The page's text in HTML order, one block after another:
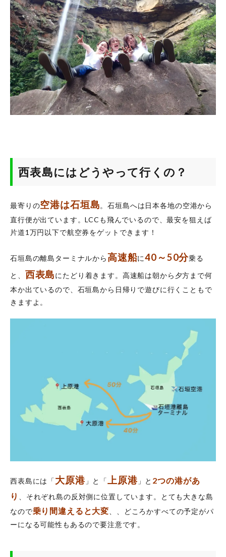
ツ
ア
ー
5
グル
ープ
や団
体で
も参
加で
きる
の？
7
業旅
行・
学生
さん
旅行
子は
ら！
西表島にはどうやって行くの？
最寄りの空港は石垣島。石垣島へは日本各地の空港から
直行便が出ています。LCCも飛んでいるので、最安を狙えば
片道1万円以下で航空券をゲットできます！
石垣島の離島ターミナルから高速船に40～50分乗る
と、 西表島にたどり着きます。高速船は朝から夕方まで何
本か出ているので、石垣島から日帰りで遊びに行くこともで
きますよ。
西表島には「大原港」と「上原港」と 2つの港があ
り
、それぞれ島の反対側に位置しています。とても大きな島
なので乗り間違えると大変 、、どころかすべての予定がパ
ーになる可能性もあるので要注意です。